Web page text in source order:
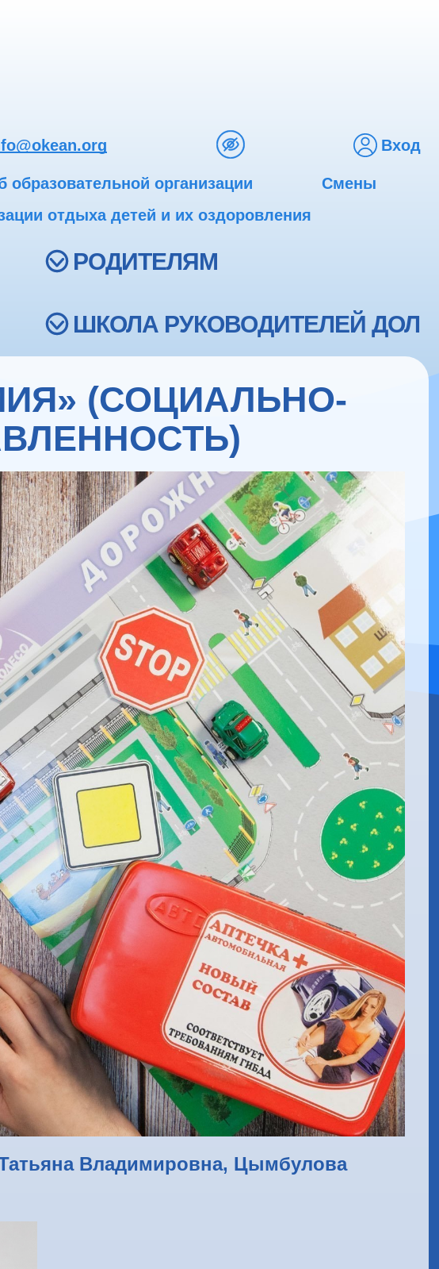
Вход
образовательной организации
Смены
отдыха детей и их оздоровления
РОДИТЕЛЯМ
ШКОЛА РУКОВОДИТЕЛЕЙ ДОЛ
(СОЦИАЛЬНО-
Владимировна, Цымбулова